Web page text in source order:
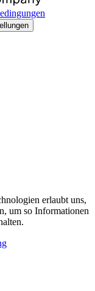
erlaubt uns,
um so Informationen